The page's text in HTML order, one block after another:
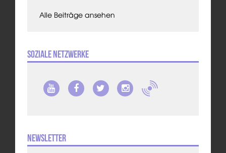
Alle Beiträge ansehen
Soziale Netzwerke
Newsletter